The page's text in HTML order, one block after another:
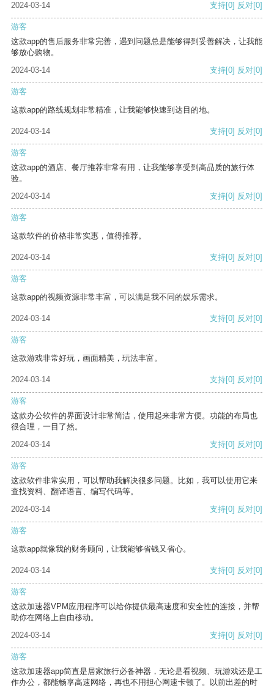
2024-03-14 支持[0] 反对[0]
游客
这款app的售后服务非常完善，遇到问题总是能够得到妥善解决，让我能
够放心购物。
2024-03-14
支持[0] 反对[0]
游客
这款app的路线规划非常精准，让我能够快速到达目的地。
2024-03-14 支持[0] 反对[0]
游客
这款app的酒店、餐厅推荐非常有用，让我能够享受到高品质的旅行体
验。
2024-03-14
支持[0] 反对[0]
游客
这款软件的价格非常实惠，值得推荐。
2024-03-14 支持[0] 反对[0]
游客
这款app的视频资源非常丰富，可以满足我不同的娱乐需求。
2024-03-14 支持[0] 反对[0]
游客
这款游戏非常好玩，画面精美，玩法丰富。
2024-03-14 支持[0] 反对[0]
游客
这款办公软件的界面设计非常简洁，使用起来非常方便。功能的布局也
很合理，一目了然。
2024-03-14
支持[0] 反对[0]
游客
这款软件非常实用，可以帮助我解决很多问题。比如，我可以使用它来
查找资料、翻译语言、编写代码等。
2024-03-14
支持[0] 反对[0]
游客
这款app就像我的财务顾问，让我能够省钱又省心。
2024-03-14 支持[0] 反对[0]
游客
这款加速器VPM应用程序可以给你提供最高速度和安全性的连接，并帮
助你在网络上自由移动。
2024-03-14
支持[0] 反对[0]
游客
这款加速器app简直是居家旅行必备神器，无论是看视频、玩游戏还是工
作办公，都能畅享高速网络，再也不用担心网速卡顿了。以前出差的时